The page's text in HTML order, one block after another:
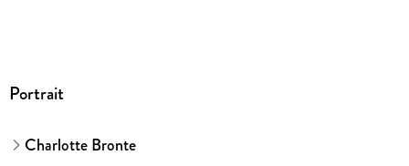
Portrait
Charlotte Bronte